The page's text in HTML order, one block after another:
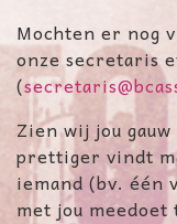
Mochten er nog
onze secretaris
(
Zien wij jou
prettiger vindt
iemand (bv. één
met jou